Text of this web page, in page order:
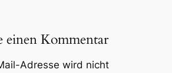
einen Kommentar
Adresse wird nicht